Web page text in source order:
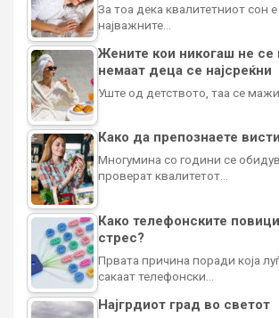
За тоа дека квалитетниот сон
најважните…
Жените кои никогаш не се
немаат деца се најсреќни
Уште од детството, таа се мажи
Како да препознаете
Многумина со години се
проверат квалитетот…
Како телефонските
стрес?
Првата причина поради која
сакаат телефонски…
Најгрдиот град во светот